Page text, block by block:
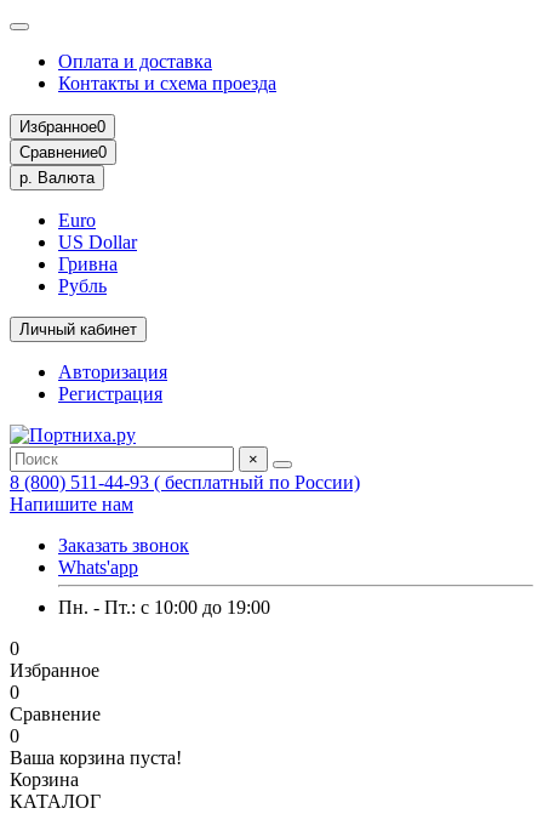
Оплата и доставка
Контакты и схема проезда
Избранное0
Сравнение0
р. Валюта
Euro
US Dollar
Гривна
Рубль
Личный кабинет
Авторизация
Регистрация
×
8 (800) 511-44-93 ( бесплатный по России)
Напишите нам
Заказать звонок
Whats'app
Пн. - Пт.: c 10:00 до 19:00
0
Избранное
0
Сравнение
0
Ваша корзина пуста!
Корзина
КАТАЛОГ